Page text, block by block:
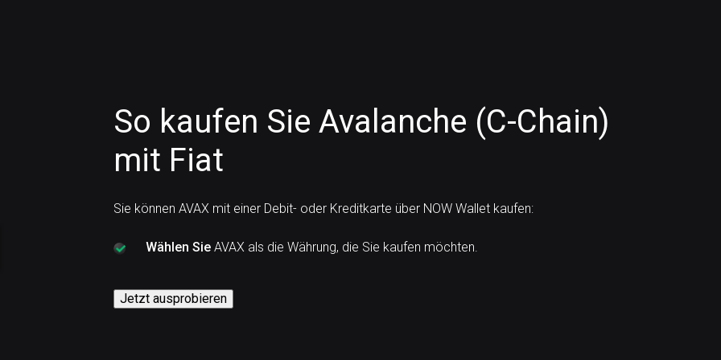
So kaufen Sie Avalanche (C-Chain)
mit Fiat
Sie können AVAX mit einer Debit- oder Kreditkarte über NOW Wallet kaufen:
Wählen SieAVAX als die Währung, die Sie kaufen möchten.
Jetzt ausprobieren